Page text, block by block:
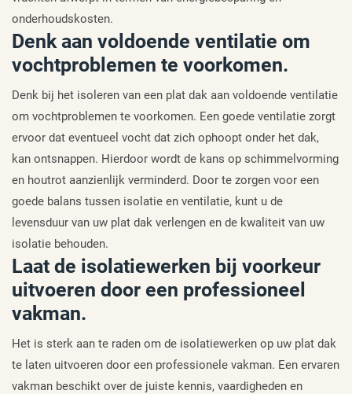
onderhoudskosten.
Denk aan voldoende ventilatie om
vochtproblemen te voorkomen.
Denk bij het isoleren van een plat dak aan voldoende ventilatie
om vochtproblemen te voorkomen. Een goede ventilatie zorgt
ervoor dat eventueel vocht dat zich ophoopt onder het dak,
kan ontsnappen. Hierdoor wordt de kans op schimmelvorming
en houtrot aanzienlijk verminderd. Door te zorgen voor een
goede balans tussen isolatie en ventilatie, kunt u de
levensduur van uw plat dak verlengen en de kwaliteit van uw
isolatie behouden.
Laat de isolatiewerken bij voorkeur
uitvoeren door een professioneel
vakman.
Het is sterk aan te raden om de isolatiewerken op uw plat dak
te laten uitvoeren door een professionele vakman. Een ervaren
vakman beschikt over de juiste kennis, vaardigheden en